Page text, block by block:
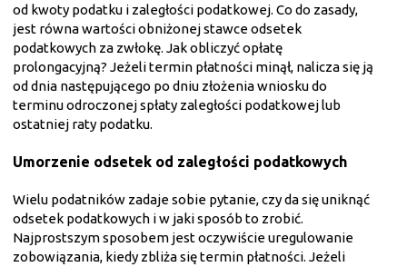
od kwoty podatku i zaległości podatkowej. Co do zasady,
jest równa wartości obniżonej stawce odsetek
podatkowych za zwłokę. Jak obliczyć opłatę
prolongacyjną? Jeżeli termin płatności minął, nalicza się ją
od dnia następującego po dniu złożenia wniosku do
terminu odroczonej spłaty zaległości podatkowej lub
ostatniej raty podatku.
Umorzenie odsetek od zaległości podatkowych
Wielu podatników zadaje sobie pytanie, czy da się uniknąć
odsetek podatkowych i w jaki sposób to zrobić.
Najprostszym sposobem jest oczywiście uregulowanie
zobowiązania, kiedy zbliża się termin płatności. Jeżeli